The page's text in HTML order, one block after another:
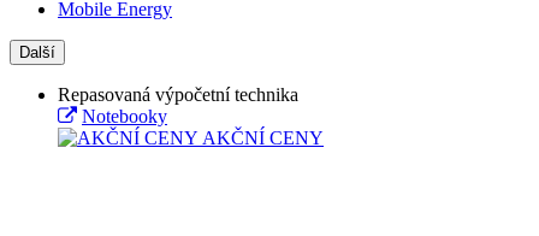
Mobile Energy
Další
Repasovaná výpočetní technika
Notebooky
AKČNÍ CENY